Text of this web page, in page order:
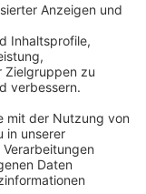
eines
kann